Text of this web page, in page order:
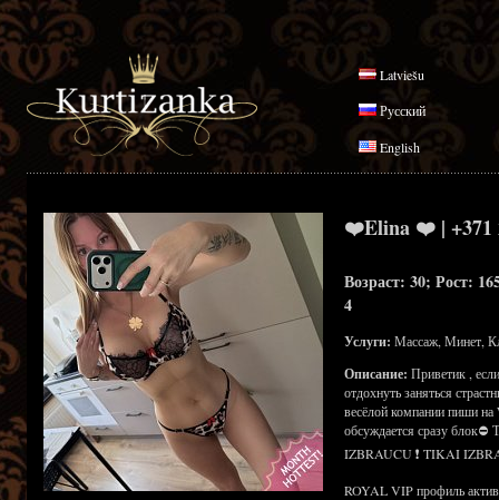
Latviešu
Русский
English
❤️Elina ❤️ | +371
Возраст: 30; Рост:
4
Услуги: Массаж, Минет,
Описание: Приветик ,
отдохнуть заняться
весёлой компании пиши
обсуждается сразу
IZBRAUCU ❗ TIKAI
ROYAL VIP профиль